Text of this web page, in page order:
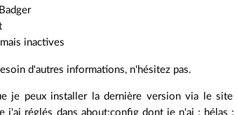
inactives
d'autres informations, n'hésitez pas.
je peux installer la dernière version via le
j'ai réglés dans about:config dont je n'ai ;